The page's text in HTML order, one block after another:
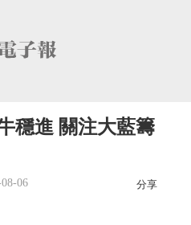
穩進 關注大藍籌
06 分享